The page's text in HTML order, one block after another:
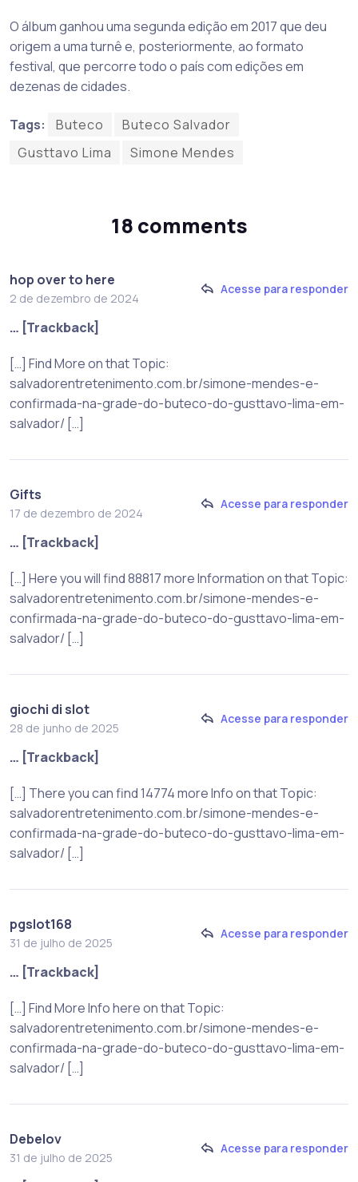
O álbum ganhou uma segunda edição em 2017 que deu
origem a uma turnê e, posteriormente, ao formato
festival, que percorre todo o país com edições em
dezenas de cidades.
Tags: Buteco
Buteco Salvador
Gusttavo Lima
Simone Mendes
18 comments
hop over to here
2 de dezembro de 2024
Acesse para responder
… [Trackback]
[…] Find More on that Topic:
salvadorentretenimento.com.br/simone-mendes-e-
confirmada-na-grade-do-buteco-do-gusttavo-lima-em-
salvador/ […]
Gifts
17 de dezembro de 2024
Acesse para responder
… [Trackback]
[…] Here you will find 88817 more Information on that Topic:
salvadorentretenimento.com.br/simone-mendes-e-
confirmada-na-grade-do-buteco-do-gusttavo-lima-em-
salvador/ […]
giochi di slot
28 de junho de 2025
Acesse para responder
… [Trackback]
[…] There you can find 14774 more Info on that Topic:
salvadorentretenimento.com.br/simone-mendes-e-
confirmada-na-grade-do-buteco-do-gusttavo-lima-em-
salvador/ […]
pgslot168
31 de julho de 2025
Acesse para responder
… [Trackback]
[…] Find More Info here on that Topic:
salvadorentretenimento.com.br/simone-mendes-e-
confirmada-na-grade-do-buteco-do-gusttavo-lima-em-
salvador/ […]
Debelov
31 de julho de 2025
Acesse para responder